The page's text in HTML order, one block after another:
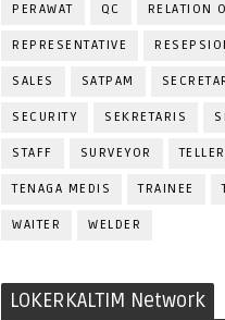
PERAWAT QC RELATION
REPRESENTATIVE
SALES SATPAM
SECURITY SEKRETARIS
STAFF SURVEYOR TELLER
TENAGA MEDIS TRAINEE
WAITER WELDER
LOKERKALTIM Network